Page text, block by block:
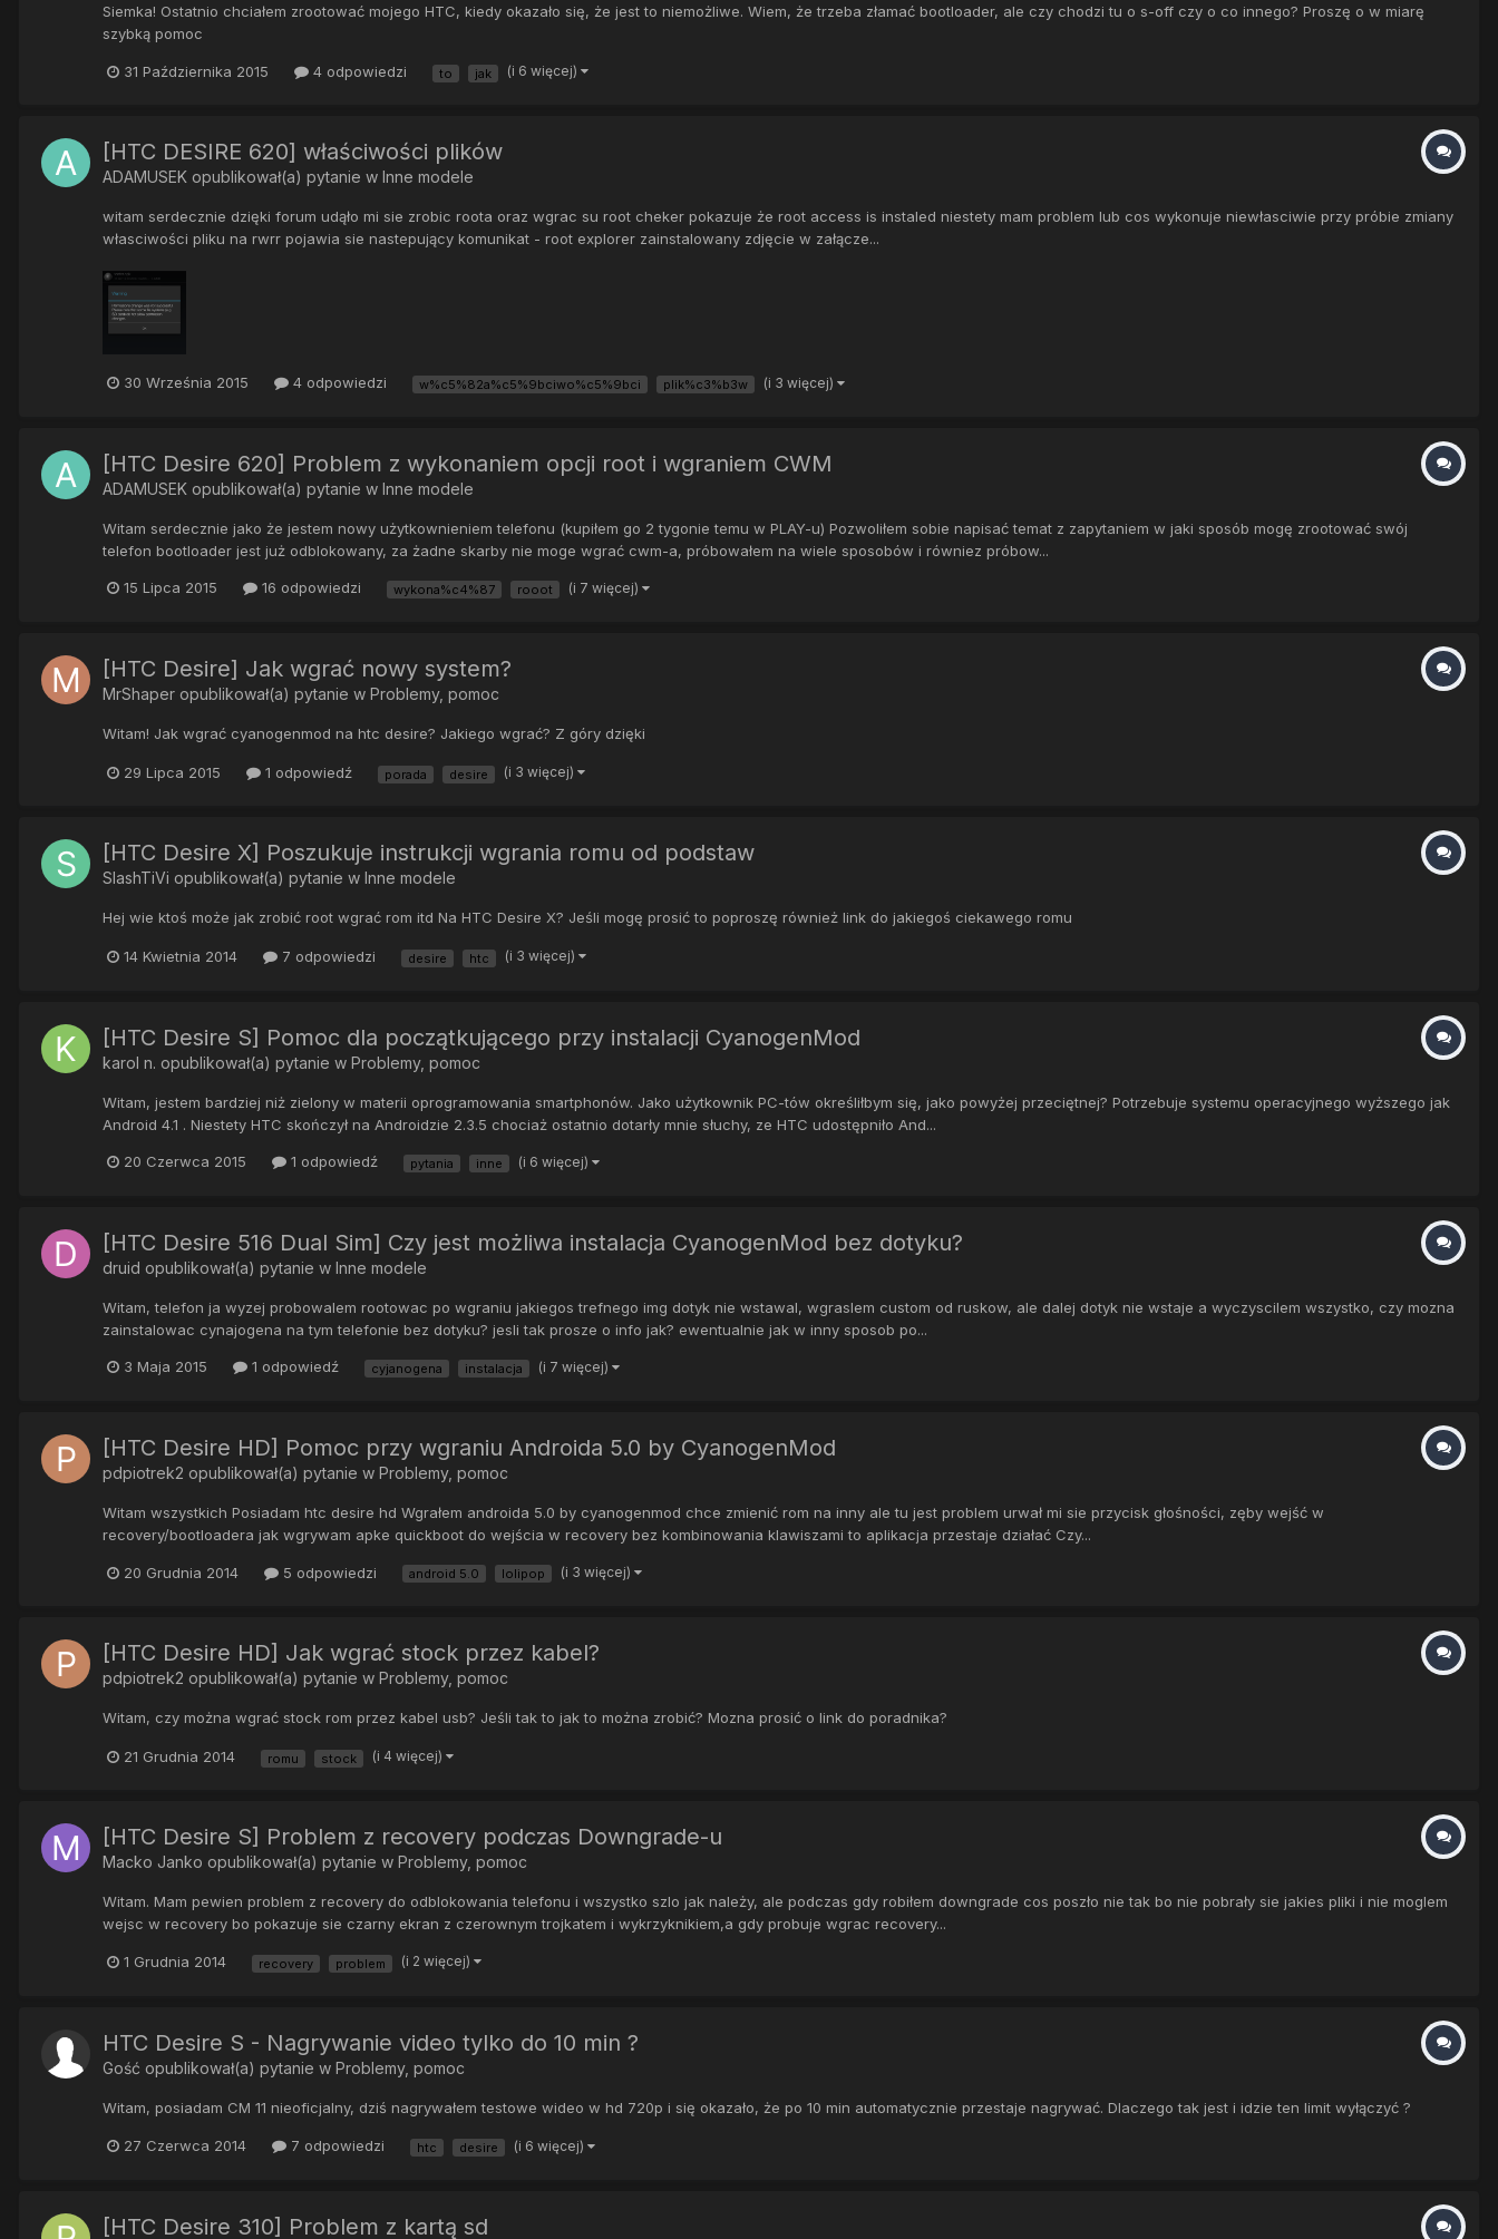
Siemka! Ostatnio chciałem zrootować mojego HTC, kiedy okazało się, że jest to niemożliwe. Wiem, że trzeba złamać bootloader, ale czy chodzi tu o s-off czy o co innego? Proszę o w miarę
szybką pomoc
31 Października 2015 4 odpowiedzi to jak (i 6 więcej)
[HTC DESIRE 620] właściwości plików
ADAMUSEK opublikował(a) pytanie w Inne modele
witam serdecznie dzięki forum udąło mi sie zrobic roota oraz wgrac su root cheker pokazuje że root access is instaled niestety mam problem lub cos wykonuje niewłasciwie przy próbie zmiany
własciwości pliku na rwrr pojawia sie nastepujący komunikat - root explorer zainstalowany zdjęcie w załącze...
30 Września 2015 4 odpowiedzi w%c5%82a%c5%9bciwo%c5%9bci plik%c3%b3w (i 3 więcej)
[HTC Desire 620] Problem z wykonaniem opcji root i wgraniem CWM
ADAMUSEK opublikował(a) pytanie w Inne modele
Witam serdecznie jako że jestem nowy użytkownieniem telefonu (kupiłem go 2 tygonie temu w PLAY-u) Pozwoliłem sobie napisać temat z zapytaniem w jaki sposób mogę zrootować swój
telefon bootloader jest już odblokowany, za żadne skarby nie moge wgrać cwm-a, próbowałem na wiele sposobów i równiez próbow...
15 Lipca 2015 16 odpowiedzi wykona%c4%87 rooot (i 7 więcej)
[HTC Desire] Jak wgrać nowy system?
MrShaper opublikował(a) pytanie w Problemy, pomoc
Witam! Jak wgrać cyanogenmod na htc desire? Jakiego wgrać? Z góry dzięki
29 Lipca 2015 1 odpowiedź porada desire (i 3 więcej)
[HTC Desire X] Poszukuje instrukcji wgrania romu od podstaw
SlashTiVi opublikował(a) pytanie w Inne modele
Hej wie ktoś może jak zrobić root wgrać rom itd Na HTC Desire X? Jeśli mogę prosić to poproszę również link do jakiegoś ciekawego romu
14 Kwietnia 2014 7 odpowiedzi desire htc (i 3 więcej)
[HTC Desire S] Pomoc dla początkującego przy instalacji CyanogenMod
karol n. opublikował(a) pytanie w Problemy, pomoc
Witam, jestem bardziej niż zielony w materii oprogramowania smartphonów. Jako użytkownik PC-tów określiłbym się, jako powyżej przeciętnej? Potrzebuje systemu operacyjnego wyższego jak
Android 4.1 . Niestety HTC skończył na Androidzie 2.3.5 chociaż ostatnio dotarły mnie słuchy, ze HTC udostępniło And...
20 Czerwca 2015 1 odpowiedź pytania inne (i 6 więcej)
[HTC Desire 516 Dual Sim] Czy jest możliwa instalacja CyanogenMod bez dotyku?
druid opublikował(a) pytanie w Inne modele
Witam, telefon ja wyzej probowalem rootowac po wgraniu jakiegos trefnego img dotyk nie wstawal, wgraslem custom od ruskow, ale dalej dotyk nie wstaje a wyczyscilem wszystko, czy mozna
zainstalowac cynajogena na tym telefonie bez dotyku? jesli tak prosze o info jak? ewentualnie jak w inny sposob po...
3 Maja 2015 1 odpowiedź cyjanogena instalacja (i 7 więcej)
[HTC Desire HD] Pomoc przy wgraniu Androida 5.0 by CyanogenMod
pdpiotrek2 opublikował(a) pytanie w Problemy, pomoc
Witam wszystkich Posiadam htc desire hd Wgrałem androida 5.0 by cyanogenmod chce zmienić rom na inny ale tu jest problem urwał mi sie przycisk głośności, zęby wejść w
recovery/bootloadera jak wgrywam apke quickboot do wejścia w recovery bez kombinowania klawiszami to aplikacja przestaje działać Czy...
20 Grudnia 2014 5 odpowiedzi android 5.0 lolipop (i 3 więcej)
[HTC Desire HD] Jak wgrać stock przez kabel?
pdpiotrek2 opublikował(a) pytanie w Problemy, pomoc
Witam, czy można wgrać stock rom przez kabel usb? Jeśli tak to jak to można zrobić? Mozna prosić o link do poradnika?
21 Grudnia 2014 romu stock (i 4 więcej)
[HTC Desire S] Problem z recovery podczas Downgrade-u
Macko Janko opublikował(a) pytanie w Problemy, pomoc
Witam. Mam pewien problem z recovery do odblokowania telefonu i wszystko szlo jak należy, ale podczas gdy robiłem downgrade cos poszło nie tak bo nie pobrały sie jakies pliki i nie moglem
wejsc w recovery bo pokazuje sie czarny ekran z czerownym trojkatem i wykrzyknikiem,a gdy probuje wgrac recovery...
1 Grudnia 2014 recovery problem (i 2 więcej)
HTC Desire S - Nagrywanie video tylko do 10 min ?
Gość opublikował(a) pytanie w Problemy, pomoc
Witam, posiadam CM 11 nieoficjalny, dziś nagrywałem testowe wideo w hd 720p i się okazało, że po 10 min automatycznie przestaje nagrywać. Dlaczego tak jest i idzie ten limit wyłączyć ?
27 Czerwca 2014 7 odpowiedzi htc desire (i 6 więcej)
[HTC Desire 310] Problem z kartą sd